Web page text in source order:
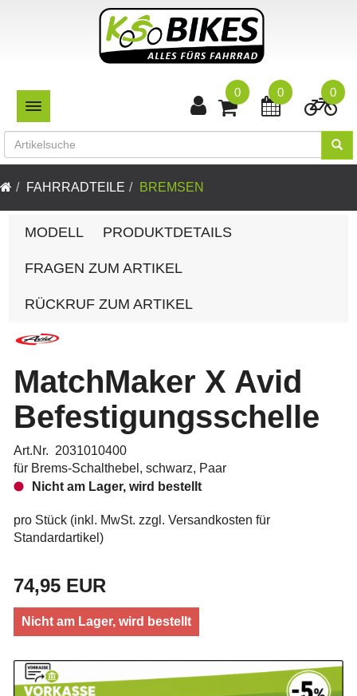
TOGGLE NAVIGATION
0
0
0
FAHRRADTEILE BREMSEN
MODELL PRODUKTDETAILS
FRAGEN ZUM ARTIKEL
RÜCKRUF ZUM ARTIKEL
MatchMaker X Avid
Befestigungsschelle
Art.Nr. 2031010400
für Brems-Schalthebel, schwarz, Paar
Nicht am Lager, wird bestellt
pro Stück (inkl. MwSt. zzgl. Versandkosten für
Standardartikel )
74,95 EUR
Nicht am Lager, wird bestellt